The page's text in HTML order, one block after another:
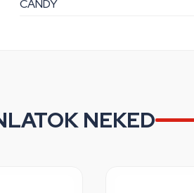
CANDY
NEKED